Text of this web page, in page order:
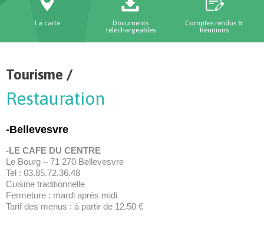
La carte
Documents
téléchargeables
Comptes rendus &
Réunions
Tourisme /
Restauration
-Bellevesvre
-LE CAFE DU CENTRE
Le Bourg – 71 270 Bellevesvre
Tel : 03.85.72.36.48
Cuisine traditionnelle
Fermeture : mardi après midi
Tarif des menus : à partir de 12.50 €